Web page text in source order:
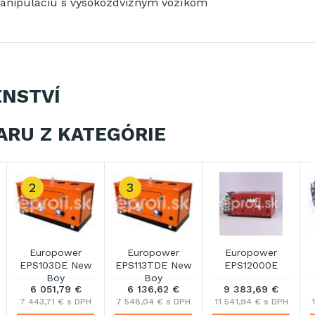
Z KATEGÓRIE
Europower
EPS12000TE
8 278,36 €
10 182,38 € s DPH
Europower
EPS123DE New
Boy
6 580,87 €
8 094,47 € s DPH
Europower
EPS133TDE New
7 245,73 €
8 912,25 € s DPH